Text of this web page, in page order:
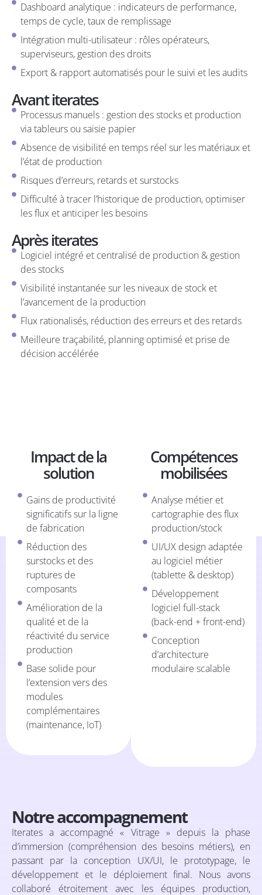
Dashboard analytique : indicateurs de performance,
temps de cycle, taux de remplissage
Intégration multi-utilisateur : rôles opérateurs,
superviseurs, gestion des droits
Export & rapport automatisés pour le suivi et les audits
Avant iterates
Processus manuels : gestion des stocks et production
via tableurs ou saisie papier
Absence de visibilité en temps réel sur les matériaux et
l’état de production
Risques d’erreurs, retards et surstocks
Difficulté à tracer l’historique de production, optimiser
les flux et anticiper les besoins
Après iterates
Logiciel intégré et centralisé de production & gestion
des stocks
Visibilité instantanée sur les niveaux de stock et
l’avancement de la production
Flux rationalisés, réduction des erreurs et des retards
Meilleure traçabilité, planning optimisé et prise de
décision accélérée
Impact de la
solution
Gains de productivité
significatifs sur la ligne
de fabrication
Réduction des
surstocks et des
ruptures de
composants
Amélioration de la
qualité et de la
réactivité du service
production
Base solide pour
l’extension vers des
modules
complémentaires
(maintenance, IoT)
Compétences
mobilisées
Analyse métier et
cartographie des flux
production/stock
UI/UX design adaptée
au logiciel métier
(tablette & desktop)
Développement
logiciel full-stack
(back-end + front-end)
Conception
d’architecture
modulaire scalable
Notre accompagnement
Iterates a accompagné « Vitrage » depuis la phase
d’immersion (compréhension des besoins métiers), en
passant par la conception UX/UI, le prototypage, le
développement et le déploiement final. Nous avons
collaboré étroitement avec les équipes production,